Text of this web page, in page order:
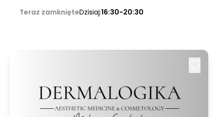
Teraz zamknięteDzisiaj:16:30-20:30